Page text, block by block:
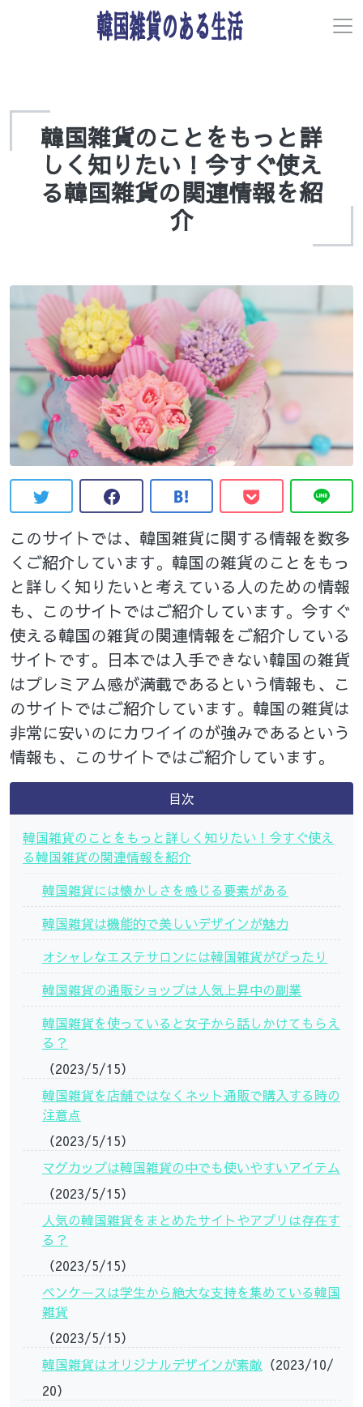
韓国雑貨のことをもっと詳
しく知りたい！今すぐ使え
る韓国雑貨の関連情報を紹
介
このサイトでは、韓国雑貨に関する情報を数多
くご紹介しています。韓国の雑貨のことをもっ
と詳しく知りたいと考えている人のための情報
も、このサイトではご紹介しています。今すぐ
使える韓国の雑貨の関連情報をご紹介している
サイトです。日本では入手できない韓国の雑貨
はプレミアム感が満載であるという情報も、こ
のサイトではご紹介しています。韓国の雑貨は
非常に安いのにカワイイのが強みであるという
情報も、このサイトではご紹介しています。
目次
韓国雑貨のことをもっと詳しく知りたい！今すぐ使え
る韓国雑貨の関連情報を紹介
韓国雑貨には懐かしさを感じる要素がある
韓国雑貨は機能的で美しいデザインが魅力
オシャレなエステサロンには韓国雑貨がぴったり
韓国雑貨の通販ショップは人気上昇中の副業
韓国雑貨を使っていると女子から話しかけてもらえ
る？
（2023/5/15）
韓国雑貨を店舗ではなくネット通販で購入する時の
注意点
（2023/5/15）
マグカップは韓国雑貨の中でも使いやすいアイテム
（2023/5/15）
人気の韓国雑貨をまとめたサイトやアプリは存在す
る？
（2023/5/15）
ペンケースは学生から絶大な支持を集めている韓国
雑貨
（2023/5/15）
韓国雑貨はオリジナルデザインが素敵 （2023/10/
20）